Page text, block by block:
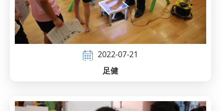
2022-07-21
足健